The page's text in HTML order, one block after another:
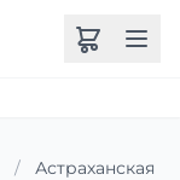
/
Астраханская